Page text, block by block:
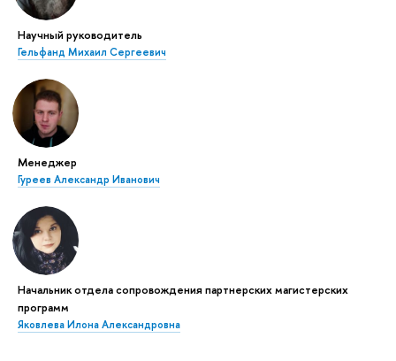
Научный руководитель
Гельфанд Михаил Сергеевич
Менеджер
Гуреев Александр Иванович
Начальник отдела сопровождения партнерских магистерских
программ
Яковлева Илона Александровна